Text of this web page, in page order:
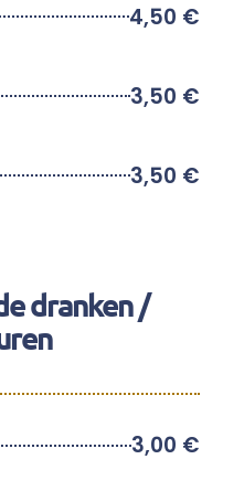
4,50 €
3,50 €
3,50 €
dranken /
3,00 €